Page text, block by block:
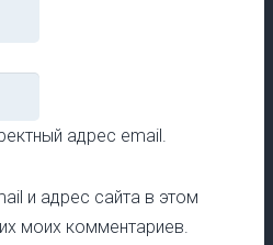
адрес email.
и адрес сайта в этом
моих комментариев.